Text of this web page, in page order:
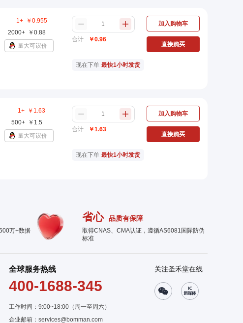
1+ ￥0.955
2000+
￥ 0.88
量大可议价
合计 ￥0.96
加入购物车
直接购买
现在下单 最快1小时发货
1+ ￥ 1.63
500+
￥ 1.5
量大可议价
合计 ￥1.63
加入购物车
直接购买
现在下单 最快1小时发货
万+数据
省心 品质有保障
取得CNAS、CMA认证，遵循AS6081国际防伪
标准
全球服务热线
400-1688-345
工作时间：9:00~18:00（周一至周六）
企业邮箱： services@bomman.com
关注圣禾堂在线